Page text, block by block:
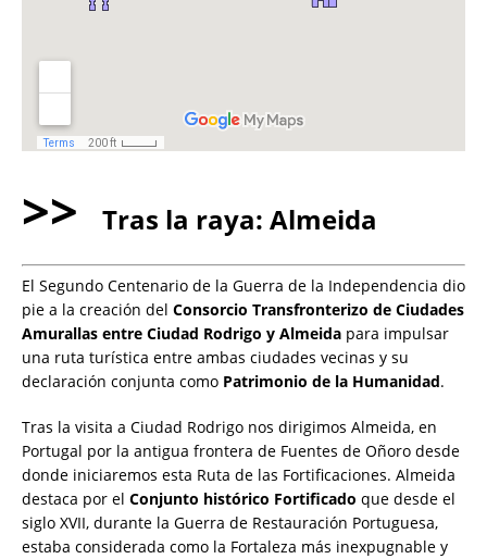
>> Tras la raya: Almeida
El Segundo Centenario de la Guerra de la Independencia dio
pie a la creación del Consorcio Transfronterizo de Ciudades
Amurallas entre Ciudad Rodrigo y Almeida para impulsar
una ruta turística entre ambas ciudades vecinas y su
declaración conjunta como Patrimonio de la Humanidad.
Tras la visita a Ciudad Rodrigo nos dirigimos Almeida, en
Portugal por la antigua frontera de Fuentes de Oñoro desde
donde iniciaremos esta Ruta de las Fortificaciones. Almeida
destaca por el Conjunto histórico Fortificado que desde el
siglo XVII, durante la Guerra de Restauración Portuguesa,
estaba considerada como la Fortaleza más inexpugnable y